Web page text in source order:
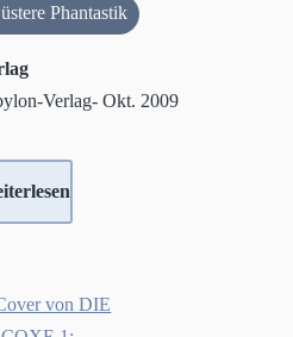
Phantastik
Verlag- Okt. 2009